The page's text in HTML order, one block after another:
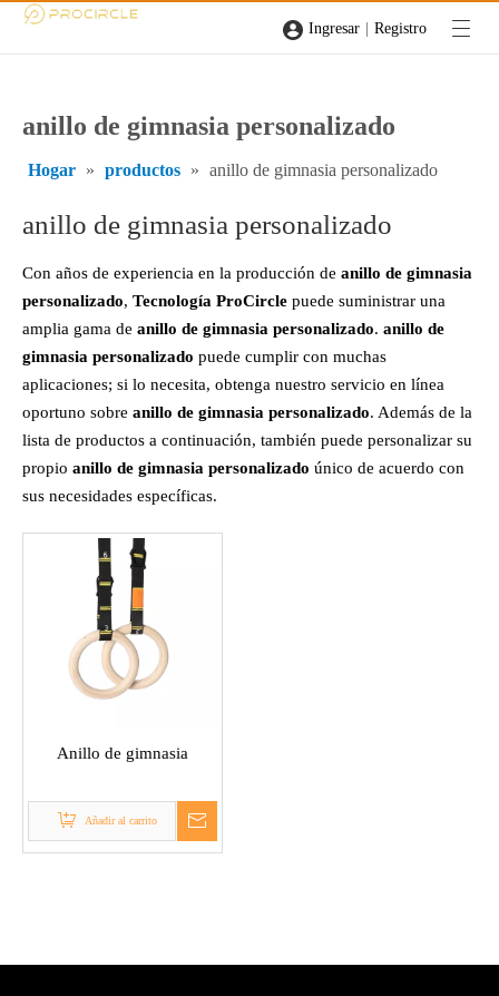
Ingresar | Registro
anillo de gimnasia personalizado
Hogar » productos » anillo de gimnasia personalizado
anillo de gimnasia personalizado
Con años de experiencia en la producción de anillo de gimnasia
personalizado, Tecnología ProCircle puede suministrar una
amplia gama de anillo de gimnasia personalizado. anillo de
gimnasia personalizado puede cumplir con muchas
aplicaciones; si lo necesita, obtenga nuestro servicio en línea
oportuno sobre anillo de gimnasia personalizado. Además de la
lista de productos a continuación, también puede personalizar su
propio anillo de gimnasia personalizado único de acuerdo con
sus necesidades específicas.
Anillo de gimnasia
Añadir al carrito